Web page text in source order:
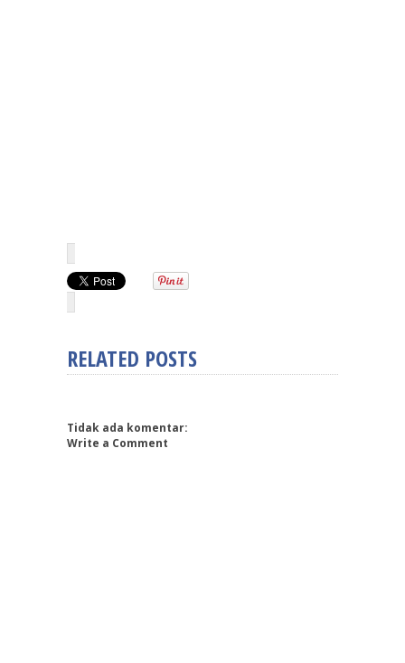
RELATED POSTS
Tidak ada komentar:
Write a Comment